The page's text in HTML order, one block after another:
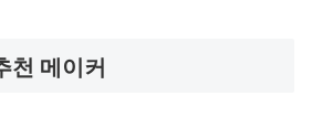
천 메이커